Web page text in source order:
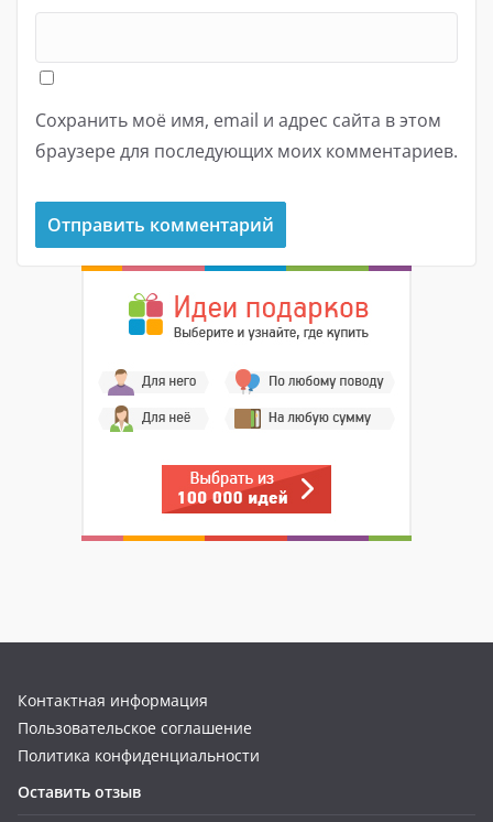
Сохранить моё имя, email и адрес сайта в этом
браузере для последующих моих комментариев.
Контактная информация
Пользовательское соглашение
Политика конфиденциальности
Оставить отзыв